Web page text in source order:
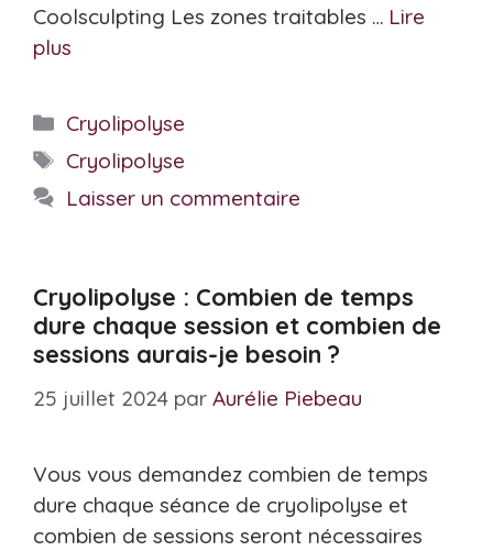
Coolsculpting Les zones traitables … Lire
plus
Catégories
Cryolipolyse
Étiquettes
Cryolipolyse
Laisser un commentaire
Cryolipolyse : Combien de temps
dure chaque session et combien de
sessions aurais-je besoin ?
25 juillet 2024 par Aurélie Piebeau
Vous vous demandez combien de temps
dure chaque séance de cryolipolyse et
combien de sessions seront nécessaires